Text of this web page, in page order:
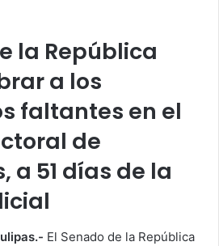
la República
a los
faltantes en el
de
a 51 días de la
El Senado de la República